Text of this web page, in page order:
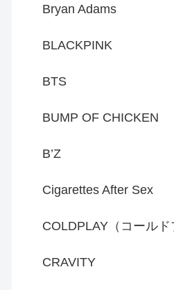
Bryan Adams
BLACKPINK
BTS
BUMP OF CHICKEN
B’Z
Cigarettes After Sex
COLDPLAY（コールド
CRAVITY